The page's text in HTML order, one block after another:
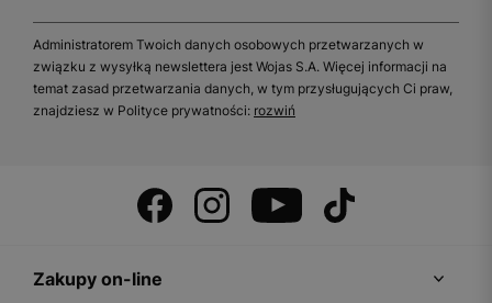
Administratorem Twoich danych osobowych przetwarzanych w
związku z wysyłką newslettera jest Wojas S.A. Więcej informacji na
temat zasad przetwarzania danych, w tym przysługujących Ci praw,
znajdziesz w Polityce prywatności: rozwiń
Zakupy on-line